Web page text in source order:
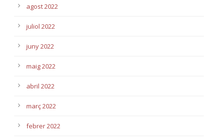
agost 2022
juliol 2022
juny 2022
maig 2022
abril 2022
març 2022
febrer 2022